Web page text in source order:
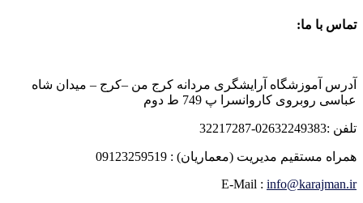
تماس با ما:
آدرس آموزشگاه آرایشگری مردانه کرج من –کرج – میدان شاه
عباسی روبروی کاروانسرا پ 749 ط دوم
تلفن :02632249383-32217287
همراه مستقیم مدیریت (معماریان) : 09123259519
E-Mail : info@karajman.ir